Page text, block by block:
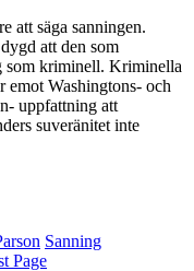
att säga sanningen.
att den som
som kriminell. Kriminella
emot Washingtons- och
uppfattning att
suveränitet inte
Sanning
Page